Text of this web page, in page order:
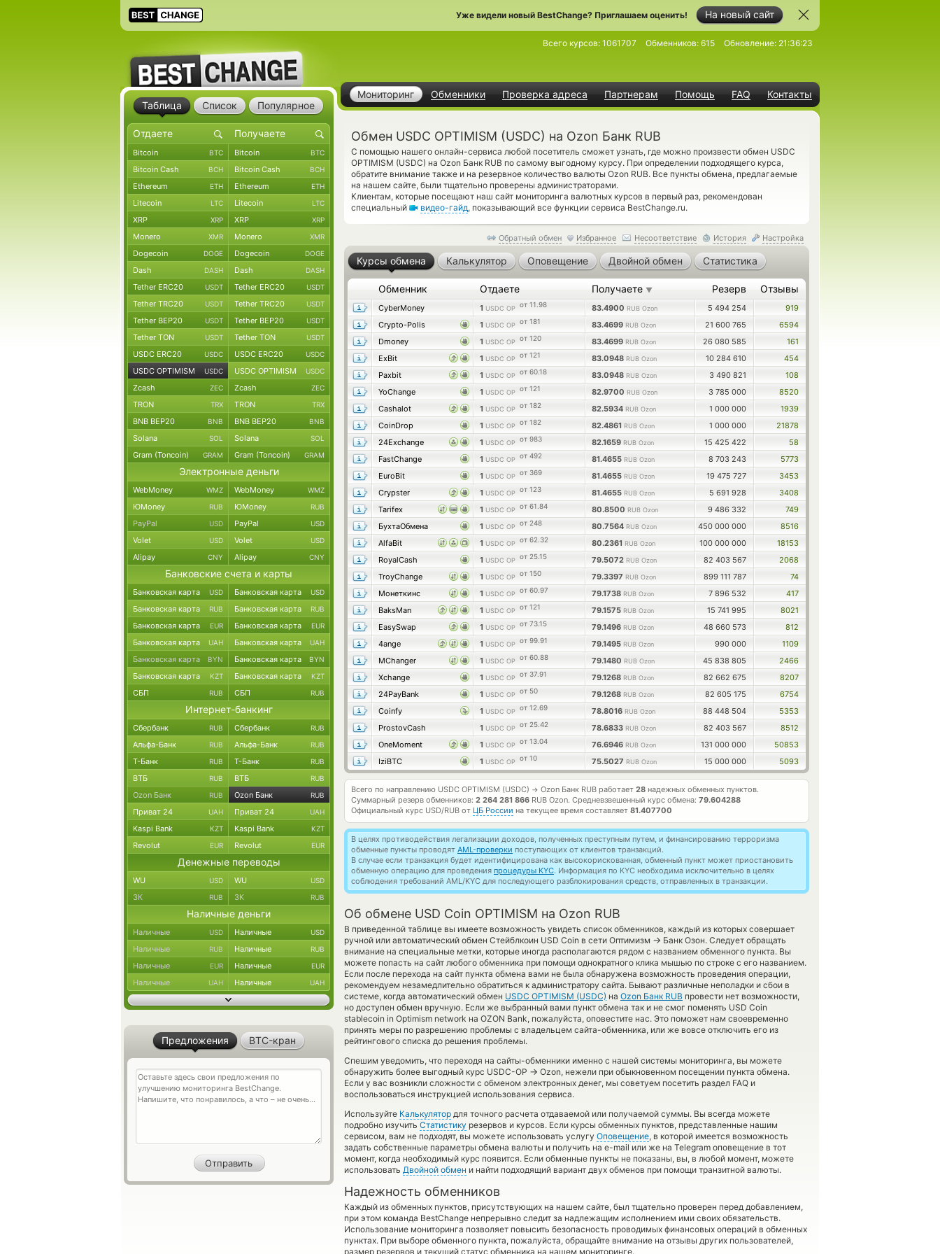
На новый сайт
Уже видели новый BestChange? Приглашаем оценить!
Мониторинг Обменники Проверка адреса Партнерам Помощь FAQ Контакты
Всего курсов: 1061707 Обменников: 615 Обновление: 21:36:23
Обмен USDC OPTIMISM (USDC) на Ozon Банк RUB
С помощью нашего онлайн-сервиса любой посетитель сможет узнать, где можно произвести обмен USDC
OPTIMISM (USDC) на Ozon Банк RUB по самому выгодному курсу. При определении подходящего курса,
обратите внимание также и на резервное количество валюты Ozon RUB. Все пункты обмена, предлагаемые
на нашем сайте, были тщательно проверены администраторами.
Клиентам, которые посещают наш сайт мониторинга валютных курсов в первый раз, рекомендован
специальный
видео-гайд, показывающий все функции сервиса BestChange.ru.
Обратный обмен Избранное Несоответствие История Настройка
Курсы обмена Калькулятор Оповещение Двойной обмен Статистика
Обменник Отдаете Получаете ▼ Резерв Отзывы
CyberMoney 1 USDC OP от 11.98 83.4900 RUB Ozon 5 494 254
919
Crypto-Polis
1 USDC OP от 181 83.4699 RUB Ozon 21 600 765
6594
Dmoney
1 USDC OP от 120 83.4699 RUB Ozon 26 080 585
161
ExBit
1 USDC OP от 121 83.0948 RUB Ozon 10 284 610
454
Paxbit
1 USDC OP от 60.18 83.0948 RUB Ozon 3 490 821
108
YoChange
1 USDC OP от 121 82.9700 RUB Ozon 3 785 000
8520
Cashalot
1 USDC OP от 182 82.5934 RUB Ozon 1 000 000
1939
CoinDrop
1 USDC OP от 182 82.4861 RUB Ozon 1 000 000
21878
24Exchange
1 USDC OP от 983 82.1659 RUB Ozon 15 425 422
58
FastChange
1 USDC OP от 492 81.4655 RUB Ozon 8 703 243
5773
EuroBit
1 USDC OP от 369 81.4655 RUB Ozon 19 475 727
3453
Crypster
1 USDC OP от 123 81.4655 RUB Ozon 5 691 928
3408
Tarifex
1 USDC OP от 61.84 80.8500 RUB Ozon 9 486 332
749
БухтаОбмена
1 USDC OP от 248 80.7564 RUB Ozon 450 000 000
8516
AlfaBit
1 USDC OP от 62.32 80.2361 RUB Ozon 100 000 000
18153
RoyalCash
1 USDC OP от 25.15 79.5072 RUB Ozon 82 403 567
2068
TroyChange
1 USDC OP от 150 79.3397 RUB Ozon 899 111 787
74
Монеткинс
1 USDC OP от 60.97 79.1738 RUB Ozon 7 896 532
417
BaksMan
1 USDC OP от 121 79.1575 RUB Ozon 15 741 995
8021
EasySwap
1 USDC OP от 73.15 79.1496 RUB Ozon 48 660 573
812
4ange
1 USDC OP от 99.91 79.1495 RUB Ozon 990 000
1109
MChanger
1 USDC OP от 60.88 79.1480 RUB Ozon 45 838 805
2466
Xchange
1 USDC OP от 37.91 79.1268 RUB Ozon 82 662 675
8207
24PayBank
1 USDC OP от 50 79.1268 RUB Ozon 82 605 175
6754
Coinfy
1 USDC OP от 12.69 78.8016 RUB Ozon 88 448 504
5353
ProstovCash
1 USDC OP от 25.42 78.6833 RUB Ozon 82 403 567
8512
OneMoment
1 USDC OP от 13.04 76.6946 RUB Ozon 131 000 000
50853
IziBTC
1 USDC OP от 10 75.5027 RUB Ozon 15 000 000 5093
Всего по направлению USDC OPTIMISM (USDC) → Ozon Банк RUB работает 28 надежных обменных пунктов.
Суммарный резерв обменников: 2 264 281 866 RUB Ozon. Средневзвешенный курс обмена: 79.604288
Официальный курс USD/RUB от ЦБ России на текущее время составляет 81.407700
В целях противодействия легализации доходов, полученных преступным путем, и финансированию терроризма
обменные пункты проводят AML-проверки поступающих от клиентов транзакций.
В случае если транзакция будет идентифицирована как высокорискованная, обменный пункт может приостановить
обменную операцию для проведения процедуры KYC. Информация по KYC необходима исключительно в целях
соблюдения требований AML/KYC для последующего разблокирования средств, отправленных в транзакции.
Об обмене USD Coin OPTIMISM на Ozon RUB
В приведенной таблице вы имеете возможность увидеть список обменников, каждый из которых совершает
ручной или автоматический обмен Стейблкоин USD Coin в сети Оптимизм → Банк Озон. Следует обращать
внимание на специальные метки, которые иногда располагаются рядом с названием обменного пункта. Вы
можете попасть на сайт любого обменника при помощи однократного клика мышью по строке с его названием.
Если после перехода на сайт пункта обмена вами не была обнаружена возможность проведения операции,
рекомендуем незамедлительно обратиться к администратору сайта. Бывают различные неполадки и сбои в
системе, когда автоматический обмен USDC OPTIMISM (USDC) на Ozon Банк RUB провести нет возможности,
но доступен обмен вручную. Если же выбранный вами пункт обмена так и не смог поменять USD Coin
stablecoin in Optimism network на OZON Bank, пожалуйста, оповестите нас. Это поможет нам своевременно
принять меры по разрешению проблемы с владельцем сайта-обменника, или же вовсе отключить его из
рейтингового списка до решения проблемы.
Спешим уведомить, что переходя на сайты-обменники именно с нашей системы мониторинга, вы можете
обнаружить более выгодный курс USDC-OP → Ozon, нежели при обыкновенном посещении пункта обмена.
Если у вас возникли сложности с обменом электронных денег, мы советуем посетить раздел FAQ и
воспользоваться инструкцией использования сервиса.
Используйте Калькулятор для точного расчета отдаваемой или получаемой суммы. Вы всегда можете
подробно изучить Статистику резервов и курсов. Если курсы обменных пунктов, представленные нашим
сервисом, вам не подходят, вы можете использовать услугу Оповещение, в которой имеется возможность
задать собственные параметры обмена валюты и получить на e-mail или же на Telegram оповещение в тот
момент, когда необходимый курс появится. Если обменные пункты не показаны, вы, в любой момент, можете
использовать Двойной обмен и найти подходящий вариант двух обменов при помощи транзитной валюты.
Надежность обменников
Каждый из обменных пунктов, присутствующих на нашем сайте, был тщательно проверен перед добавлением,
при этом команда BestChange непрерывно следит за надлежащим исполнением ими своих обязательств.
Использование мониторинга позволяет повысить безопасность проводимых финансовых операций в обменных
пунктах. При выборе обменного пункта, пожалуйста, обращайте внимание на отзывы других пользователей,
размер резервов и текущий статус обменника на нашем мониторинге.
Таблица Список Популярное
Bitcoin BTC Bitcoin BTC
Bitcoin Cash BCH Bitcoin Cash BCH
Ethereum ETH Ethereum ETH
Litecoin LTC Litecoin LTC
XRP XRP XRP XRP
Monero XMR Monero XMR
Dogecoin DOGE Dogecoin DOGE
Dash DASH Dash DASH
Tether ERC20 USDT Tether ERC20 USDT
Tether TRC20 USDT Tether TRC20 USDT
Tether BEP20 USDT Tether BEP20 USDT
Tether TON USDT Tether TON USDT
USDC ERC20 USDC USDC ERC20 USDC
USDC OPTIMISM USDC USDC OPTIMISM USDC
Zcash ZEC Zcash ZEC
TRON TRX TRON TRX
BNB BEP20 BNB BNB BEP20 BNB
Solana SOL Solana SOL
Gram (Toncoin) GRAM Gram (Toncoin) GRAM
Электронные деньги
WebMoney WMZ WebMoney WMZ
ЮMoney RUB ЮMoney RUB
PayPal USD PayPal USD
Volet USD Volet USD
Alipay CNY Alipay CNY
Банковские счета и карты
Банковская карта USD Банковская карта USD
Банковская карта RUB Банковская карта RUB
Банковская карта EUR Банковская карта EUR
Банковская карта UAH Банковская карта UAH
Банковская карта BYN Банковская карта BYN
Банковская карта KZT Банковская карта KZT
СБП RUB СБП RUB
Интернет-банкинг
Сбербанк RUB Сбербанк RUB
Альфа-Банк RUB Альфа-Банк RUB
Т-Банк RUB Т-Банк RUB
ВТБ RUB ВТБ RUB
Ozon Банк RUB Ozon Банк RUB
Приват 24 UAH Приват 24 UAH
Kaspi Bank KZT Kaspi Bank KZT
Revolut EUR Revolut EUR
Денежные переводы
WU USD WU USD
ЗК RUB ЗК RUB
Наличные деньги
Наличные USD Наличные USD
Наличные RUB Наличные RUB
Наличные EUR Наличные EUR
Наличные UAH Наличные UAH
Предложения BTC-кран